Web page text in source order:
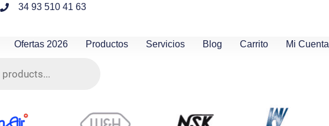
34 93 510 41 63
Ofertas 2026 Productos Servicios Blog Carrito Mi Cuenta